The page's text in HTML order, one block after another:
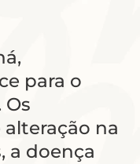
para o
na
a doença